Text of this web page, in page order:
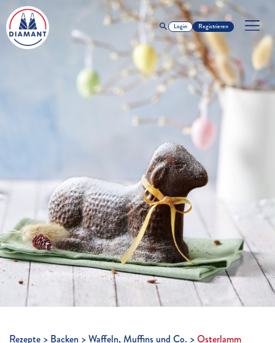
Login Registrieren
Rezepte Backen Waffeln, Muffins und Co.
Osterlamm